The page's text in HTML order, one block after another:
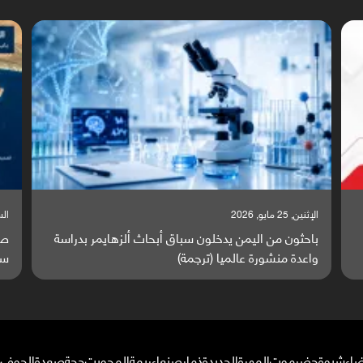
السبت, 23 مايو, 2026
صراع دولي يتصاعد قرب اليمن والبحر الأحمر يتحول إلى
ساحة مواجهة عالمية (ترجمة)